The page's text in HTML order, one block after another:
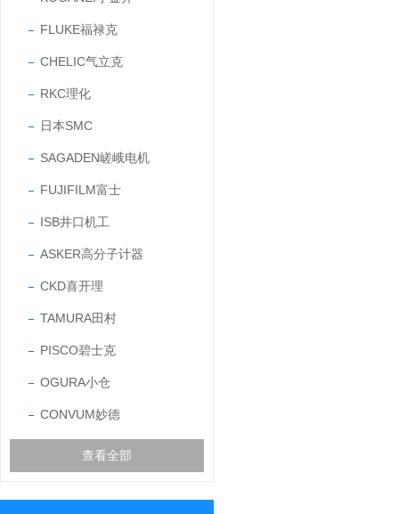
FLUKE福禄克
CHELIC气立克
RKC理化
日本SMC
SAGADEN嵯峨电机
FUJIFILM富士
ISB井口机工
ASKER高分子计器
CKD喜开理
TAMURA田村
PISCO碧士克
OGURA小仓
CONVUM妙德
查看全部